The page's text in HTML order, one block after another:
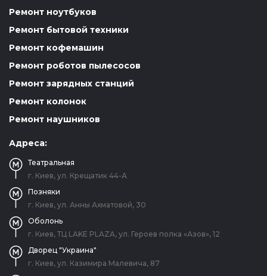
Ремонт ноутбуков
Ремонт бытовой техники
Ремонт кофемашин
Ремонт роботов пылесосов
Ремонт зарядных станций
Ремонт колонок
Ремонт наушников
Адреса:
Театральная
г. Киев, ул. Крещатик 44-А
Позняки
г. Киев, ул. Анны Ахматовой, 30
Оболонь
г. Киев, ТЦ LAKE PLAZA, ул. Героев полка «Азов», 12
Дворец "Украина"
г. Киев, ул. Казимира Малевича, 87